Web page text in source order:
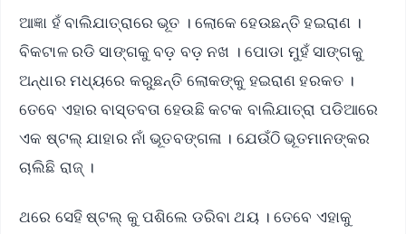
ଆଜ୍ଞା ହଁ ବାଲିଯାତ୍ରାରେ ଭୂତ । ଲୋକେ ହେଉଛନ୍ତି ହଇରାଣ ।
ବିକଟାଳ ରଡି ସାଙ୍ଗକୁ ବଡ଼ ବଡ଼ ନଖ । ପୋଡା ମୁହଁ ସାଙ୍ଗକୁ
ଅନ୍ଧାର ମଧ୍ୟରେ କରୁଛନ୍ତି ଲୋକଙ୍କୁ ହଇରାଣ ହରକତ ।
ତେବେ ଏହାର ବାସ୍ତବତା ହେଉଛି କଟକ ବାଲିଯାତ୍ରା ପଡିଆରେ
ଏକ ଷ୍ଟଲ୍ ଯାହାର ନାଁ ଭୂତବଙ୍ଗଳା । ଯେଉଁଠି ଭୂତମାନଙ୍କର
ଚାଲିଛି ରାଜ୍ ।
ଥରେ ସେହି ଷ୍ଟଲ୍ କୁ ପଶିଲେ ଡରିବା ଥୟ । ତେବେ ଏହାକୁ